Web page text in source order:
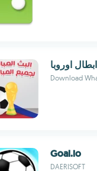
اوروبا
Download
Goal.io
DAERISOFT